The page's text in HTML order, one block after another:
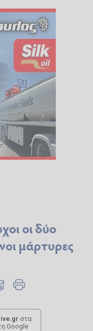
οι δύο
μάρτυρες
στα
Google